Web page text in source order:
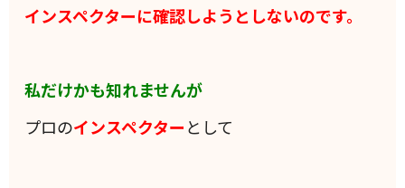
インスペクターに確認しようとしないのです。
私だけかも知れませんが
プロのインスペクターとして